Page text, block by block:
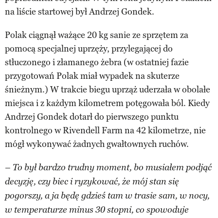
na liście startowej był Andrzej Gondek.
Polak ciągnął ważące 20 kg sanie ze sprzętem za
pomocą specjalnej uprzęży, przylegającej do
stłuczonego i złamanego żebra (w ostatniej fazie
przygotowań Polak miał wypadek na skuterze
śnieżnym.) W trakcie biegu uprząż uderzała w obolałe
miejsca i z każdym kilometrem potęgowała ból. Kiedy
Andrzej Gondek dotarł do pierwszego punktu
kontrolnego w Rivendell Farm na 42 kilometrze, nie
mógł wykonywać żadnych gwałtownych ruchów.
– To był bardzo trudny moment, bo musiałem podjąć
decyzję, czy biec i ryzykować, że mój stan się
pogorszy, a ja będę gdzieś tam w trasie sam, w nocy,
w temperaturze minus 30 stopni, co spowoduje